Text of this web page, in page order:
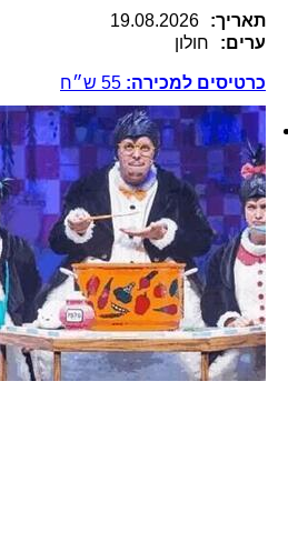
תאריך:
19.08.2026
ערים:
חולון
כרטיסים למכירה: 55 ש״ח